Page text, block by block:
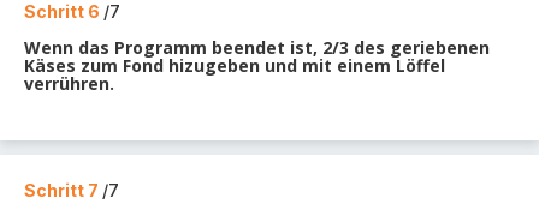
Schritt 6 /7
Wenn das Programm beendet ist, 2/3 des geriebenen
Käses zum Fond hizugeben und mit einem Löffel
verrühren.
Schritt 7 /7